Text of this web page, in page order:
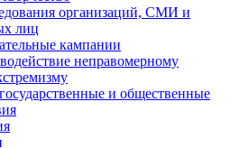
организаций, СМИ и
лиц
кампании
неправомерному
и общественные